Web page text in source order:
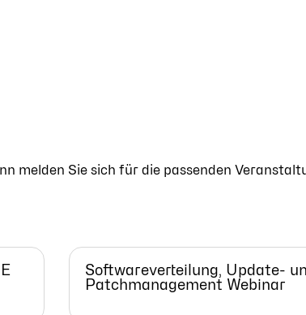
melden Sie sich für die passenden
Softwareverteilung, Update-
Patchmanagement Webinar